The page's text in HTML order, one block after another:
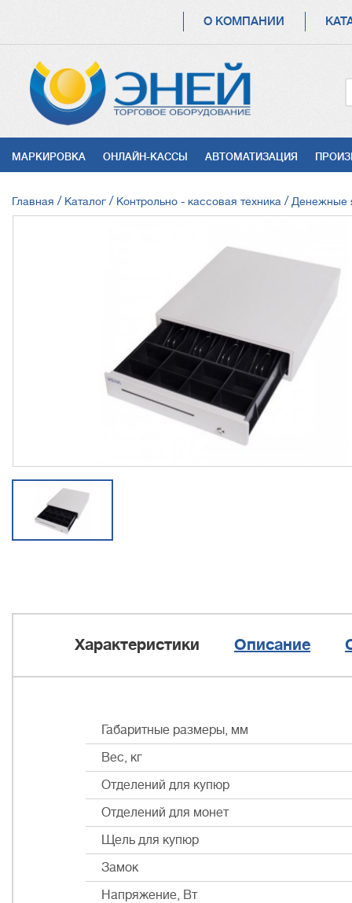
НАВИГАЦИЯ
О КОМПАНИИ
УСЛУГИ
МАРКИРОВКА ОНЛАЙН-КАССЫ АВТОМАТИЗАЦИЯ
СТРОКА
НАВИГАЦИИ
Главная Каталог Контрольно - кассовая техника Денежные
Характеристики Описание
Габаритные размеры, мм
Вес, кг
Отделений для купюр
Отделений для монет
Щель для купюр
Замок
Напряжение, Вт